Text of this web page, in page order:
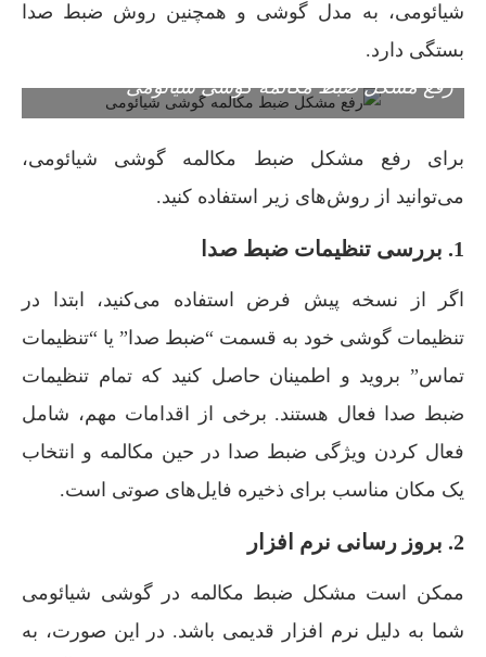
شیائومی، به مدل گوشی و همچنین روش ضبط صدا
بستگی دارد.
رفع مشکل ضبط مکالمه گوشی شیائومی
برای رفع مشکل ضبط مکالمه گوشی شیائومی،
می‌توانید از روش‌های زیر استفاده کنید.
1. بررسی تنظیمات ضبط صدا
اگر از نسخه پیش فرض استفاده می‌کنید، ابتدا در
تنظیمات گوشی خود به قسمت “ضبط صدا” یا “تنظیمات
تماس” بروید و اطمینان حاصل کنید که تمام تنظیمات
ضبط صدا فعال هستند. برخی از اقدامات مهم، شامل
فعال کردن ویژگی ضبط صدا در حین مکالمه و انتخاب
یک مکان مناسب برای ذخیره فایل‌های صوتی است.
2. بروز رسانی نرم افزار
ممکن است مشکل ضبط مکالمه در گوشی شیائومی
شما به دلیل نرم افزار قدیمی باشد. در این صورت، به